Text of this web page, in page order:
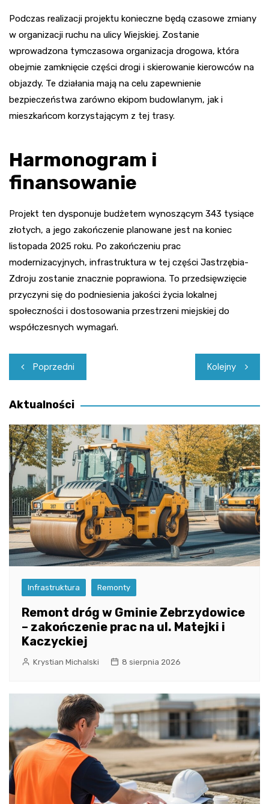
Podczas realizacji projektu konieczne będą czasowe zmiany
w organizacji ruchu na ulicy Wiejskiej. Zostanie
wprowadzona tymczasowa organizacja drogowa, która
obejmie zamknięcie części drogi i skierowanie kierowców na
objazdy. Te działania mają na celu zapewnienie
bezpieczeństwa zarówno ekipom budowlanym, jak i
mieszkańcom korzystającym z tej trasy.
Harmonogram i
finansowanie
Projekt ten dysponuje budżetem wynoszącym 343 tysiące
złotych, a jego zakończenie planowane jest na koniec
listopada 2025 roku. Po zakończeniu prac
modernizacyjnych, infrastruktura w tej części Jastrzębia-
Zdroju zostanie znacznie poprawiona. To przedsięwzięcie
przyczyni się do podniesienia jakości życia lokalnej
społeczności i dostosowania przestrzeni miejskiej do
współczesnych wymagań.
Nawigacja
wpisu
Poprzedni Kolejny
Aktualności
Infrastruktura Remonty
Remont dróg w Gminie Zebrzydowice
– zakończenie prac na ul. Matejki i
Kaczyckiej
Krystian Michalski 8 sierpnia 2026